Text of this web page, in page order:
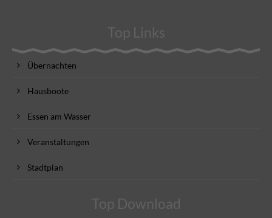
Top Links
Übernachten
Hausboote
Essen am Wasser
Veranstaltungen
Stadtplan
Top Download